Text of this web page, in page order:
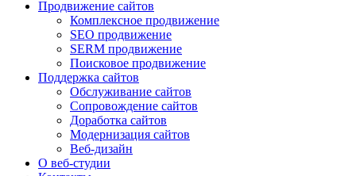
Продвижение сайтов
Комплексное продвижение
SEO продвижение
SERM продвижение
Поисковое продвижение
Поддержка сайтов
Обслуживание сайтов
Сопровождение сайтов
Доработка сайтов
Модернизация сайтов
Веб-дизайн
О веб-студии